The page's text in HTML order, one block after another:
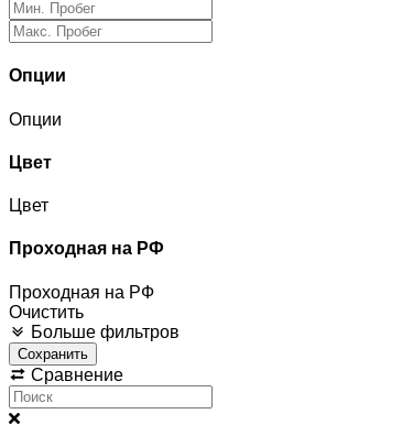
Опции
Опции
Цвет
Цвет
Проходная на РФ
Проходная на РФ
Очистить
Больше фильтров
Сохранить
Сравнение